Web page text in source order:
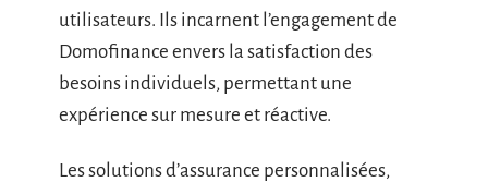
utilisateurs. Ils incarnent l’engagement de
Domofinance envers la satisfaction des
besoins individuels, permettant une
expérience sur mesure et réactive.
Les solutions d’assurance personnalisées,